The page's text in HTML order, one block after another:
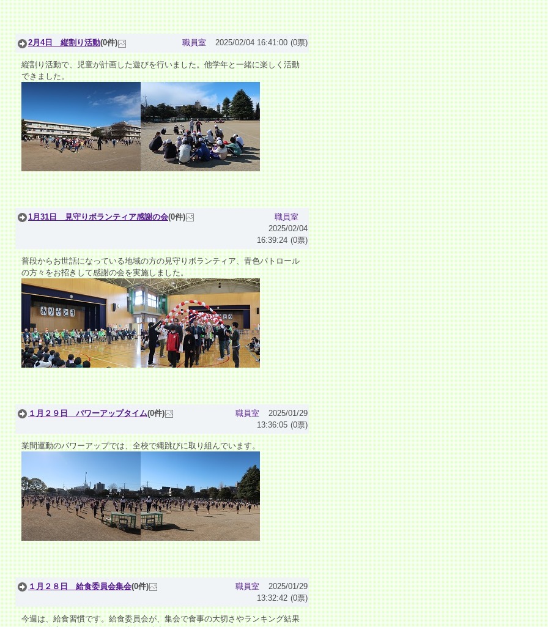
2月4日 縦割り活動(0件) 職員室 2025/02/04 16:41:00 (0票)
縦割り活動で、児童が計画した遊びを行いました。他学年と一緒に楽しく活動
できました。
1月31日 見守りボランティア感謝の会(0件)
職員室
2025/02/04
16:39:24 (0票)
普段からお世話になっている地域の方の見守りボランティア、青色パトロール
の方々をお招きして感謝の会を実施しました。
１月２９日 パワーアップタイム(0件) 職員室
2025/01/29
13:36:05 (0票)
業間運動のパワーアップでは、全校で縄跳びに取り組んでいます。
１月２８日 給食委員会集会(0件) 職員室
2025/01/29
13:32:42 (0票)
今週は、給食習慣です。給食委員会が、集会で食事の大切さやランキング結果